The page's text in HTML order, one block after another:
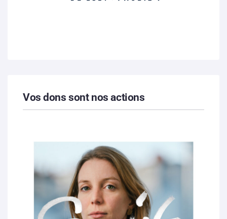
Vos dons sont nos actions